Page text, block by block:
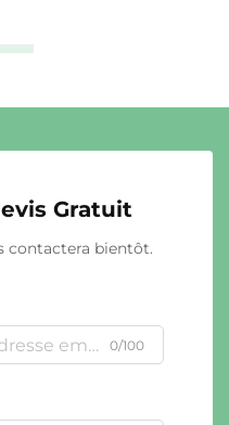
Gratuit
contactera bientôt.
0/100